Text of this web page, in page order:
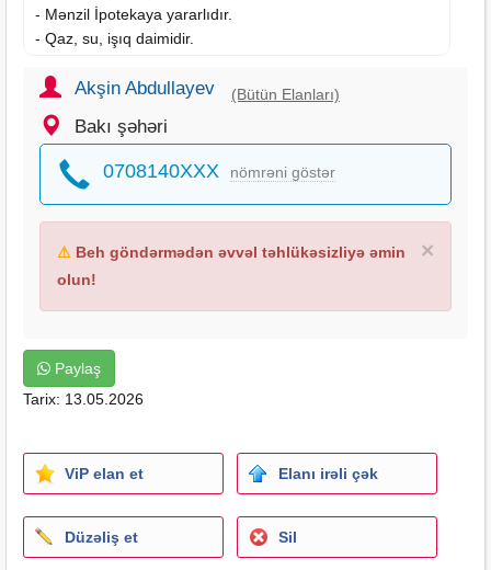
- Mənzil İpotekaya yararlıdır.
- Qaz, su, işıq daimidir.
- İstilik sistemi Kombidir.
- Zəngin və əlverişli infrastruktur var.
- Kompleksin 24/7 mühafizə
geniş həyəti, futbol və uşaq əyləncə meydançaları,
mağazalar, restoranlar və.s.iaşə obyektləri var.
- Şəhərin müxtəlif nöqtələrinə rahat çıxış imkanı
Əlavə məlumat üçün əlaqə saxlaya bilərsiniz.
Akşin Abdullayev (Bütün Elanları)
Bakı şəhəri
0708140XXX nömrəni göstər
×
⚠ Beh göndərmədən əvvəl təhlükəsizliyə əmin
olun!
Paylaş
Tarix: 13.05.2026
ViP elan et Elanı irəli çək
Düzəliş et Sil